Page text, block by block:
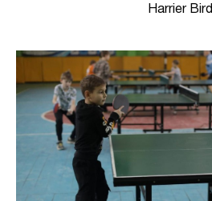
Harrier Bird